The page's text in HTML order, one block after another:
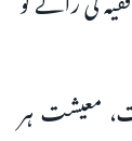
معیشت ہر